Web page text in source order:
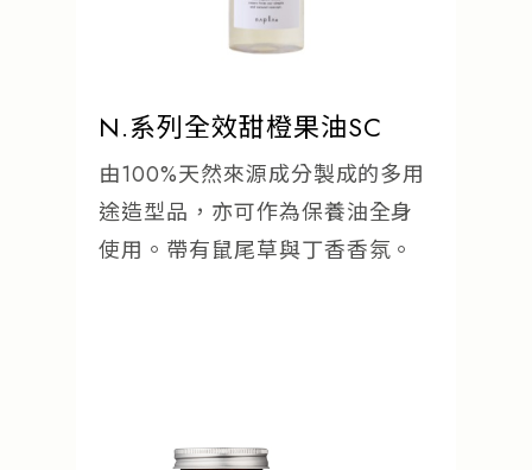
N.系列全效甜橙果油SC
由100%天然來源成分製成的多用
途造型品，亦可作為保養油全身
使用。帶有鼠尾草與丁香香氛。